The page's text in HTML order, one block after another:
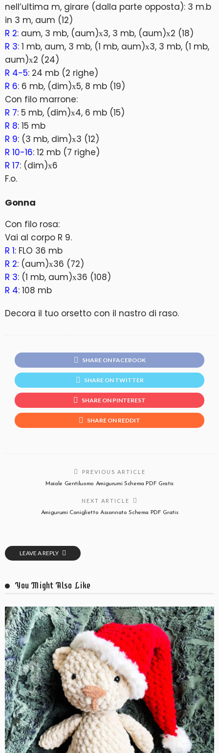
nell’ultima m, girare (dalla parte opposta): 3 m.b
in 3 m, aum (12)
R 2: aum, 3 mb, (aum)х3, 3 mb, (aum)х2 (18)
R 3: 1 mb, aum, 3 mb, (1 mb, aum)х3, 3 mb, (1 mb,
aum)х2 (24)
R 4-5: 24 mb (2 righe)
R 6: 6 mb, (dim)х5, 8 mb (19)
Con filo marrone:
R 7: 5 mb, (dim)х4, 6 mb (15)
R 8: 15 mb
R 9: (3 mb, dim)х3 (12)
R 10-16: 12 mb (7 righe)
R 17: (dim)х6
F.o.
Gonna
Con filo rosa:
Vai al corpo R 9.
R 1: FLO 36 mb
R 2: (aum)х36 (72)
R 3: (1 mb, aum)х36 (108)
R 4: 108 mb
Decora il tuo orsetto con il nastro di raso.
SHARE ON FACEBOOK
SHARE ON TWITTER
SHARE ON PINTEREST
SHARE ON REDDIT
PREVIOUS ARTICLE
Maiale Gentiluomo Amigurumi Schema PDF Gratis
NEXT ARTICLE
Amigurumi Coniglietto Assonnato Schema PDF Gratis
LEAVE A REPLY
You Might Also Like